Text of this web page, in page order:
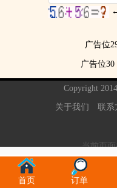
广告位
广告位30
Copyright
关于我们 联系
当前页
首页 订单